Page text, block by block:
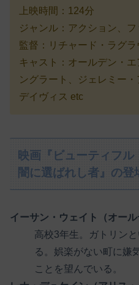
上映時間：124分
ジャンル：アクション、
監督：リチャード・ラグ
キャスト：オールデン・
ングラート、ジェレミー
デイヴィス etc
映画『ビューティフル
闇に選ばれし者』の登
イーサン・ウェイト（オール
高校3年生。ガトリン
る。娯楽がない町に嫌
ことを望んでいる。